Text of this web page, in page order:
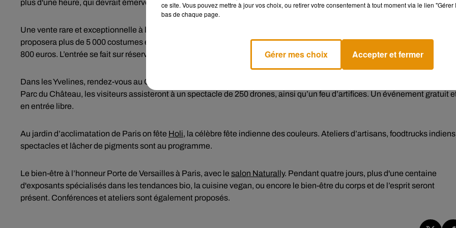
plus d'une heure, qui devrait émerveiller les petits comme les grands.
Une vente rare et exceptionnelle à l’opéra de Paris dès ce vendredi et jusqu’à dimanche.
proposera plus de 5 000 costumes et accessoires issus de ses productions lyriques et chorégraphiques. Les prix iront de 2 à
800 euros. L’entrée se fait sur réservation.
Dans les Yvelines, rendez-vous au Château de Rosny-sur-Seine, pour la 7e édition de "
Parc du Château, les visiteurs assisteront à un spectacle de 250 drones, ainsi qu’un feu d’artifices. Un événement gratuit
en entrée libre.
Au jardin d’acclimatation de Paris on fête Holi, la célèbre fête indienne des couleurs. Ateliers d’artisans, foodtrucks
spectacles et lâcher de pigments sont au programme.
Le bien-être à l’honneur Porte de Versailles à Paris, avec le salon Naturally. Pendant quatre jours, plus d'une centaine
d'exposants spécialisés dans les tendances bio, la cuisine vegan, ou encore le bien-être du corps et de l’esprit seront
présent. Conférences et ateliers sont également proposés.
ce site. Vous pouvez mettre à jour vos choix, ou retirer votre consentement à tout moment via le lien
bas de chaque page.
Gérer mes choix Accepter et fermer